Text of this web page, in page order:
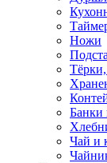
Ножи
Банки
Чай и